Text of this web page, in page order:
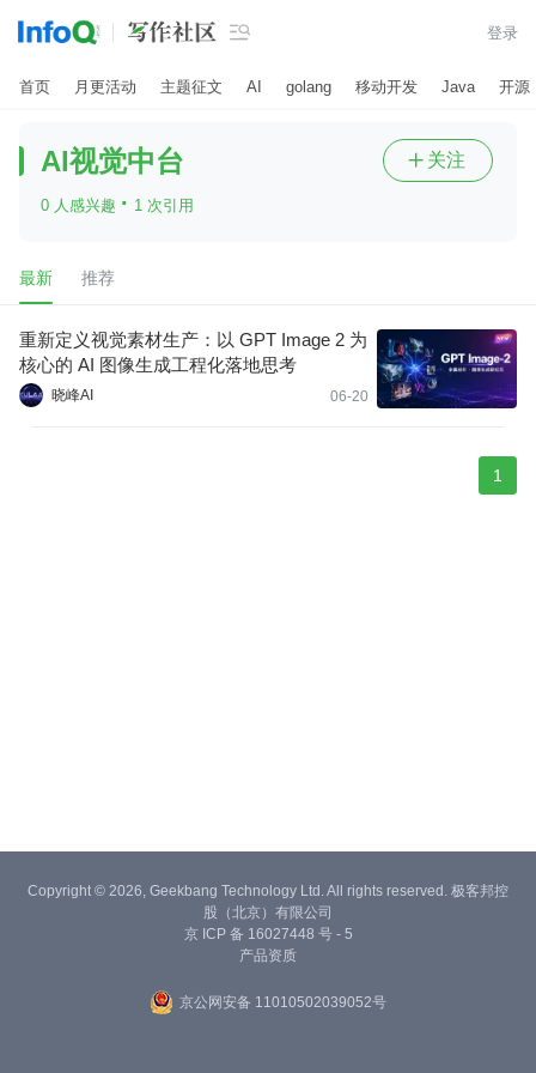
 登录
首页 月更活动 主题征文 AI golang 移动开发 Java 开源
AI视觉中台
0 人感兴趣 · 1 次引用
 关注
最新 推荐
重新定义视觉素材生产：以 GPT Image 2 为
核心的 AI 图像生成工程化落地思考
晓峰AI 06-20
1
Copyright © 2026, Geekbang Technology Ltd. All rights reserved. 极客邦控
股（北京）有限公司
京 ICP 备 16027448 号 - 5
产品资质
京公网安备 11010502039052号